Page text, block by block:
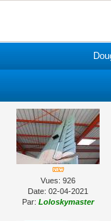
Vues: 926
Date: 02-04-2021
Par: Loloskymaster